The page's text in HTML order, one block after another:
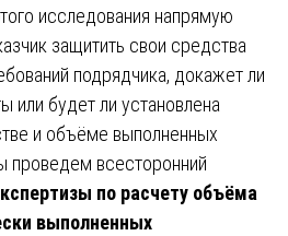
исследования напрямую
защитить свои средства
подрядчика, докажет ли
или будет ли установлена
и объёме выполненных
проведем всесторонний
по расчету объёма
выполненных